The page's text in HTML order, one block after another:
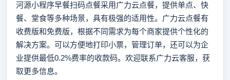
河源小程序早餐扫码点餐采用广力云点餐，提供单点、快
餐、堂食等多种场景，具有极强的适用性。广力云点餐有
收费版和免费版，根据不同需求为每个商家提供个性化的
解决方案。可以方便地打印小票，管理订单，还可以为企
业提供最低0.2%费率的收款码。欢迎联系广力云客服，获
取更多信息。